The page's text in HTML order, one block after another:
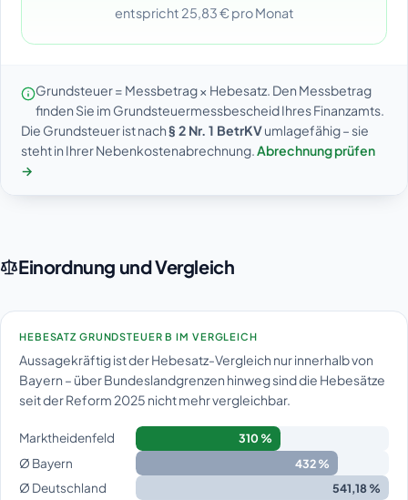
entspricht 25,83 € pro Monat
Grundsteuer = Messbetrag × Hebesatz. Den Messbetrag
finden Sie im Grundsteuermessbescheid Ihres Finanzamts.
Die Grundsteuer ist nach§ 2 Nr. 1 BetrKVumlagefähig – sie
steht in Ihrer Nebenkostenabrechnung.Abrechnung prüfen
→
Einordnung und Vergleich
HEBESATZ GRUNDSTEUER B IM VERGLEICH
Aussagekräftig ist der Hebesatz-Vergleich nur innerhalb von
Bayern – über Bundeslandgrenzen hinweg sind die Hebesätze
seit der Reform 2025 nicht mehr vergleichbar.
Marktheidenfeld 310 %
Ø Bayern 432 %
Ø Deutschland 541,18 %